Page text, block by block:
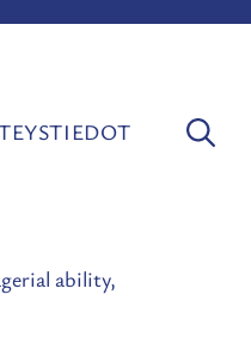
ability,